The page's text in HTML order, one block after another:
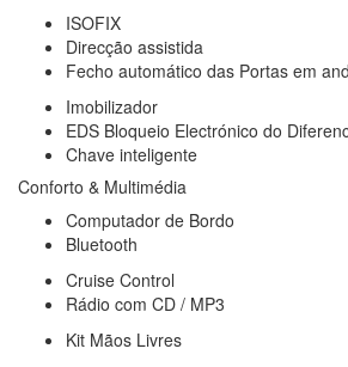
ISOFIX
Direcção assistida
Fecho automático das Portas em
Imobilizador
EDS Bloqueio Electrónico do
Chave inteligente
Conforto & Multimédia
Computador de Bordo
Bluetooth
Cruise Control
Rádio com CD / MP3
Kit Mãos Livres